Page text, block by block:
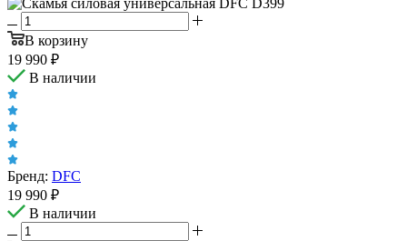
В корзину
19 990 ₽
В наличии
Бренд: DFC
19 990 ₽
В наличии